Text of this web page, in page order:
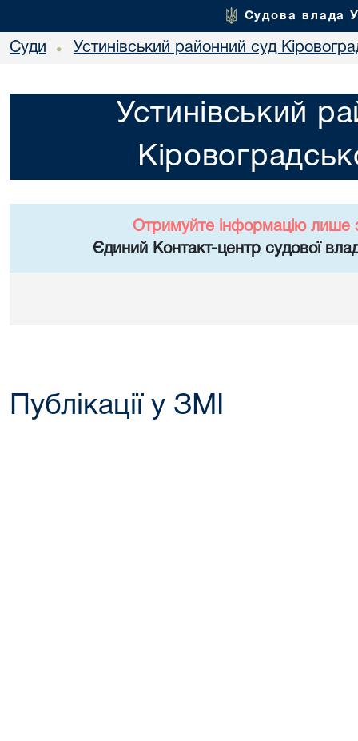
Судова влада
Суди • Устинівський районний суд
Устинівський
Отримуйте інформацію лише
Єдиний Контакт-центр судової
Публікації у ЗМІ